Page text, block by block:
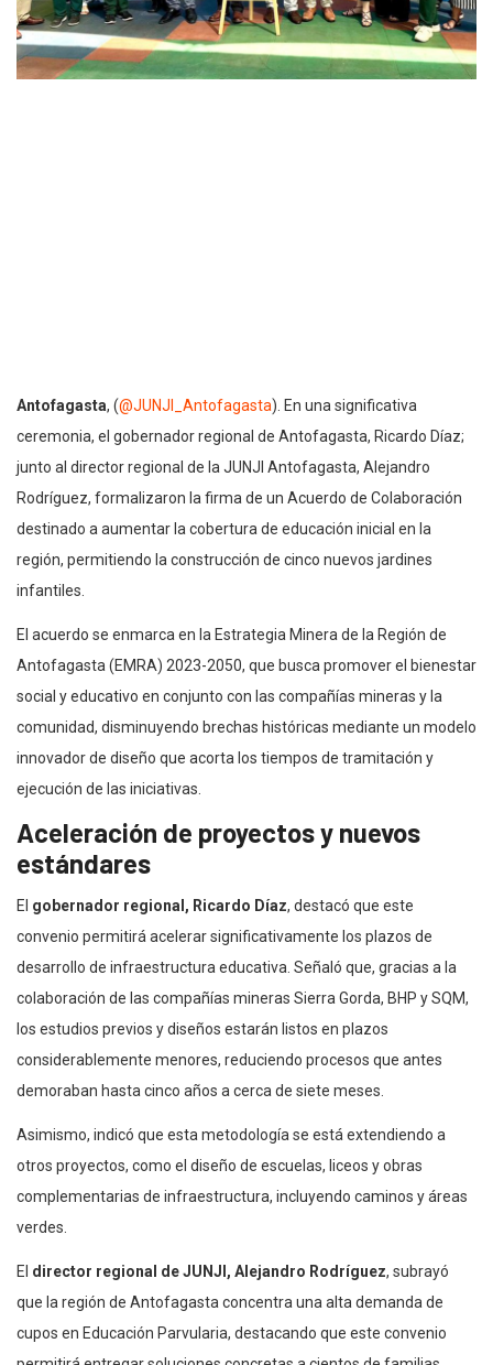
Antofagasta, (@JUNJI_Antofagasta). En una significativa
ceremonia, el gobernador regional de Antofagasta, Ricardo Díaz;
junto al director regional de la JUNJI Antofagasta, Alejandro
Rodríguez, formalizaron la firma de un Acuerdo de Colaboración
destinado a aumentar la cobertura de educación inicial en la
región, permitiendo la construcción de cinco nuevos jardines
infantiles.
El acuerdo se enmarca en la Estrategia Minera de la Región de
Antofagasta (EMRA) 2023-2050, que busca promover el bienestar
social y educativo en conjunto con las compañías mineras y la
comunidad, disminuyendo brechas históricas mediante un modelo
innovador de diseño que acorta los tiempos de tramitación y
ejecución de las iniciativas.
Aceleración de proyectos y nuevos
estándares
El gobernador regional, Ricardo Díaz, destacó que este
convenio permitirá acelerar significativamente los plazos de
desarrollo de infraestructura educativa. Señaló que, gracias a la
colaboración de las compañías mineras Sierra Gorda, BHP y SQM,
los estudios previos y diseños estarán listos en plazos
considerablemente menores, reduciendo procesos que antes
demoraban hasta cinco años a cerca de siete meses.
Asimismo, indicó que esta metodología se está extendiendo a
otros proyectos, como el diseño de escuelas, liceos y obras
complementarias de infraestructura, incluyendo caminos y áreas
verdes.
El director regional de JUNJI, Alejandro Rodríguez, subrayó
que la región de Antofagasta concentra una alta demanda de
cupos en Educación Parvularia, destacando que este convenio